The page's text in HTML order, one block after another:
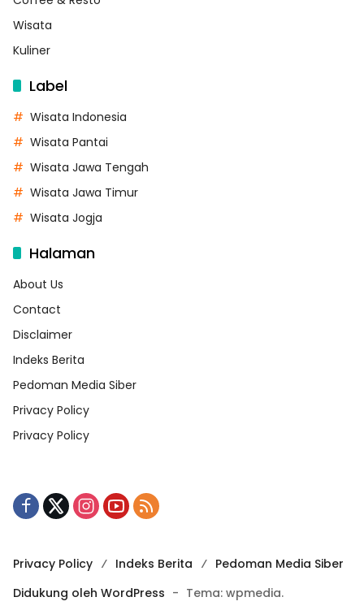
Wisata
Kuliner
Label
Wisata Indonesia
Wisata Pantai
Wisata Jawa Tengah
Wisata Jawa Timur
Wisata Jogja
Halaman
About Us
Contact
Disclaimer
Indeks Berita
Pedoman Media Siber
Privacy Policy
Privacy Policy
Privacy Policy Indeks Berita
Pedoman Media Siber
Didukung oleh WordPress - Tema: wpmedia.